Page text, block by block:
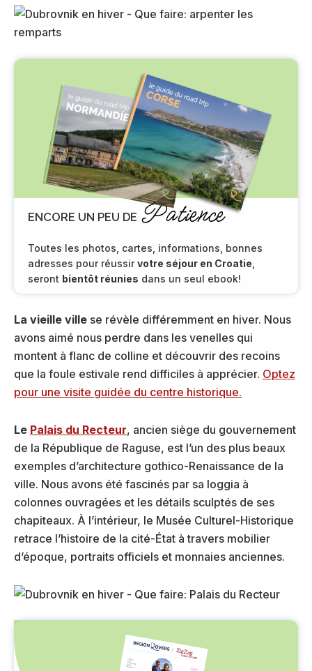
ENCORE UN PEU DE Patience
Toutes les photos, cartes, informations, bonnes
adresses pour réussirvotre séjour en Croatie
seront bientôt réunies dans un seul ebook!
La vieille ville se révèle différemment en hiver. Nous
avons aimé nous perdre dans les venelles qui
montent à flanc de colline et découvrir des recoins
que la foule estivale rend difficiles à apprécier. Optez
pour une visite guidée du centre historique.
Le Palais du Recteur, ancien siège du gouvernement
de la République de Raguse, est l’un des plus beaux
exemples d’architecture gothico-Renaissance de la
ville. Nous avons été fascinés par sa loggia à
colonnes ouvragées et les détails sculptés de ses
chapiteaux. À l’intérieur, le Musée Culturel-Historique
retrace l’histoire de la cité-État à travers mobilier
d’époque, portraits officiels et monnaies anciennes.